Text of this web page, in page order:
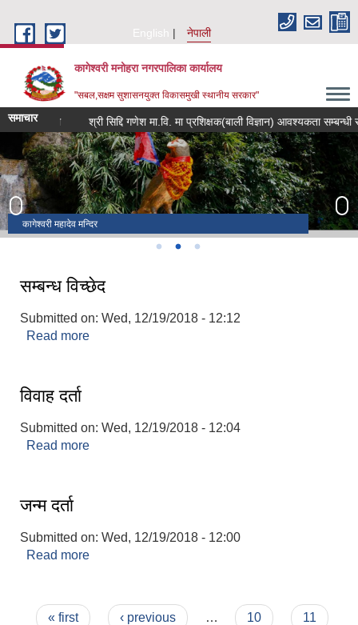
English
नेपाली
कागेश्वरी मनोहरा नगरपालिका कार्यालय
"सबल,सक्षम सुशासनयुक्त विकासमुखी स्थानीय सरकार"
समाचार श्री सिद्दि गणेश मा.वि. मा प्रशिक्षक(बाली विज्ञान) आवश्यकता सम्बन्धी सूचना
नवतनधाम
कागेश्वरी महादेव मन्दिर
व्यक्तिगत घटना दर्ता सप्ताह
सम्बन्ध विच्छेद
Submitted on: Wed, 12/19/2018 - 12:12
Read more
विवाह दर्ता
Submitted on: Wed, 12/19/2018 - 12:04
Read more
जन्म दर्ता
Submitted on: Wed, 12/19/2018 - 12:00
Read more
Pages
« first ‹ previous … 10
11